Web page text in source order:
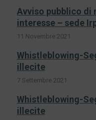
Avviso pubblico di
interesse – sede
11 Novembre 2021
Whistleblowing-
illecite
7 Settembre 2021
Whistleblowing-
illecite